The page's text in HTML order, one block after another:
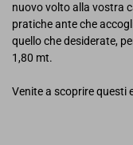
nuovo volto alla vostra
pratiche ante che
quello che desiderate,
1,80 mt.
Venite a scoprire questi